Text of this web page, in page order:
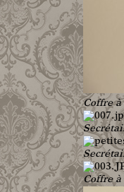
Coffre à
Coffre